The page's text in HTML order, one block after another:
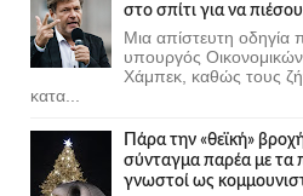
στο σπίτι για να
Μια απίστευτη οδηγία
υπουργός
Χάμπεκ, καθώς τους
κατα...
Πάρα την «θεϊκή»
σύνταγμα παρέα με τα
γνωστοί ως